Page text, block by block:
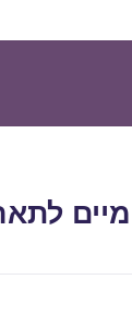
28/